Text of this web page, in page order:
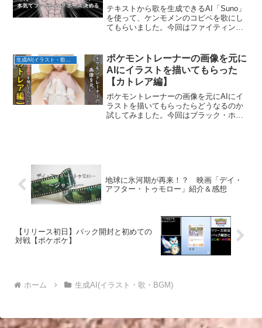
テキストから歌を生成できるAI「Suno」
を使って、ケンモメンのコピペを歌にし
てもらいました。今回はファイティング
グポーズをとる。自分でも後で笑っちゃ
うんだが、...
生成AI(イラスト・歌・BGM)
ポケモントレーナーの画像を元に
AIにイラストを描いてもらった
【カトレア編】
ポケモントレーナーの画像を元にAIにイ
ラストを描いてもらったらどうなるのか
試してみました。今回はブラック・ホワ
地球に氷河期が再来！？ 映画「デイ・
アフター・トゥモロー」紹介＆感想
【リリース初日】パック開封と初めての
対戦【ポケポケ】
ホーム 生成AI(イラスト・歌・BGM)